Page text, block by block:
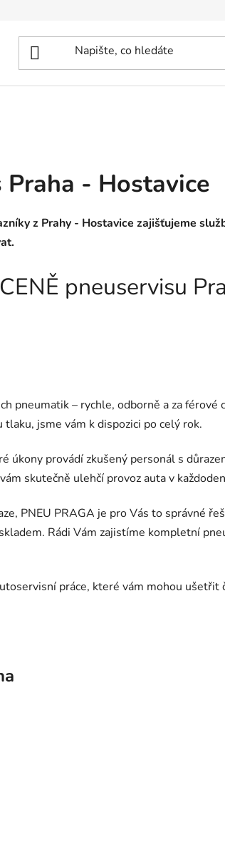
Praha - Hostavice
z Prahy - Hostavice zajišťujeme
pneuservisu
pneumatik – rychle, odborně a za
jsme vám k dispozici po celý rok.
úkony provádí zkušený personál s
skutečně ulehčí provoz auta v
PNEU PRAGA je pro Vás to správné
Rádi Vám zajistíme kompletní
práce, které vám mohou